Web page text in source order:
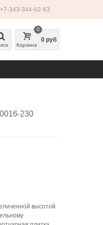
343-344-62-63
Корзина
0
0 руб
230
высотой